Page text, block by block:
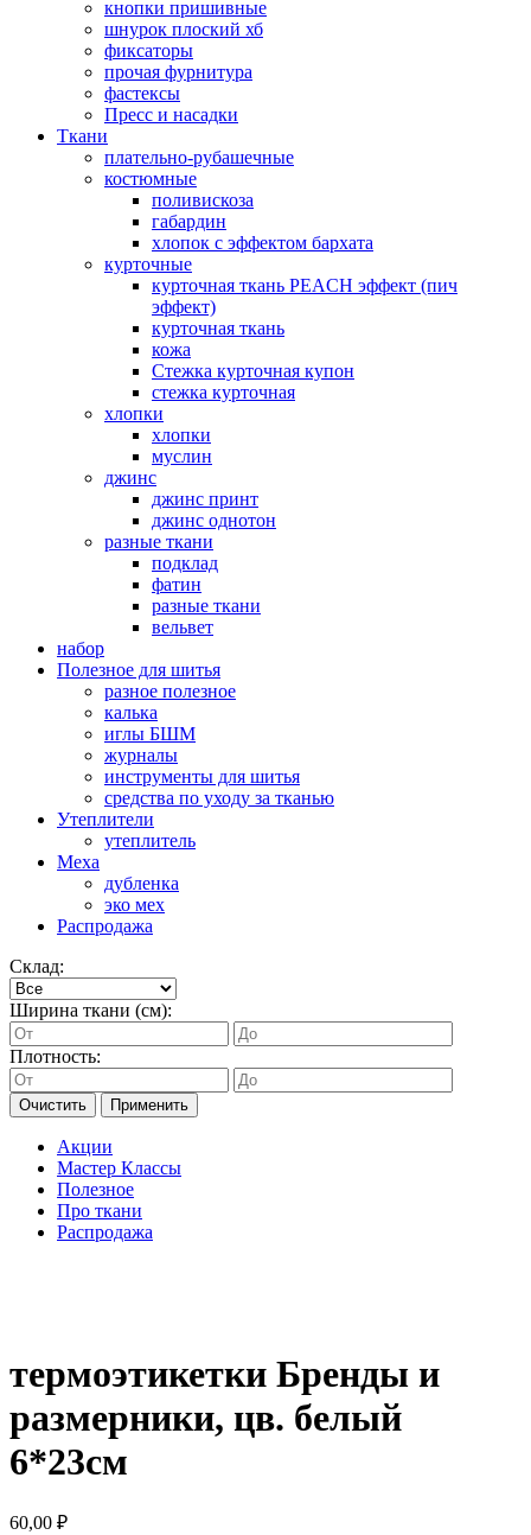
кнопки пришивные
шнурок плоский хб
фиксаторы
прочая фурнитура
фастексы
Пресс и насадки
Ткани
плательно-рубашечные
костюмные
поливискоза
габардин
хлопок с эффектом бархата
курточные
курточная ткань PEACH эффект (пич
эффект)
курточная ткань
кожа
Стежка курточная купон
стежка курточная
хлопки
хлопки
муслин
джинс
джинс принт
джинс однотон
разные ткани
подклад
фатин
разные ткани
вельвет
набор
Полезное для шитья
разное полезное
калька
иглы БШМ
журналы
инструменты для шитья
средства по уходу за тканью
Утеплители
утеплитель
Меха
дубленка
эко мех
Распродажа
Склад:
Ширина ткани (см):
Плотность:
Очистить Применить
Акции
Мастер Классы
Полезное
Про ткани
Распродажа
термоэтикетки Бренды и
размерники, цв. белый
6*23см
60,00 ₽